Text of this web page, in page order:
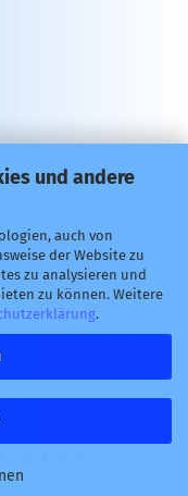
und andere
auch von
der Website zu
zu analysieren und
zu können. Weitere
.